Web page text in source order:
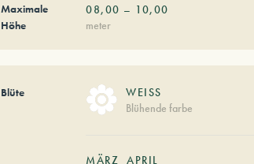
Maximale
Höhe
08,00 – 10,00
meter
Blüte
WEISS
Blühende farbe
MÄRZ
APRIL